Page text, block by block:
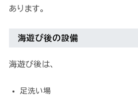
あります。
海遊び後の設備
海遊び後は、
足洗い場